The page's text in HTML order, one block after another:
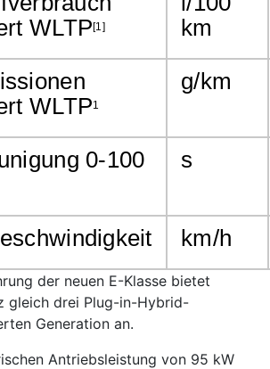
WLTP[1]
km
WLTP1
g/km
0-100
s
km/h
der neuen E-Klasse bietet
gleich drei Plug-in-Hybrid-
Generation an.
Antriebsleistung von 95 kW